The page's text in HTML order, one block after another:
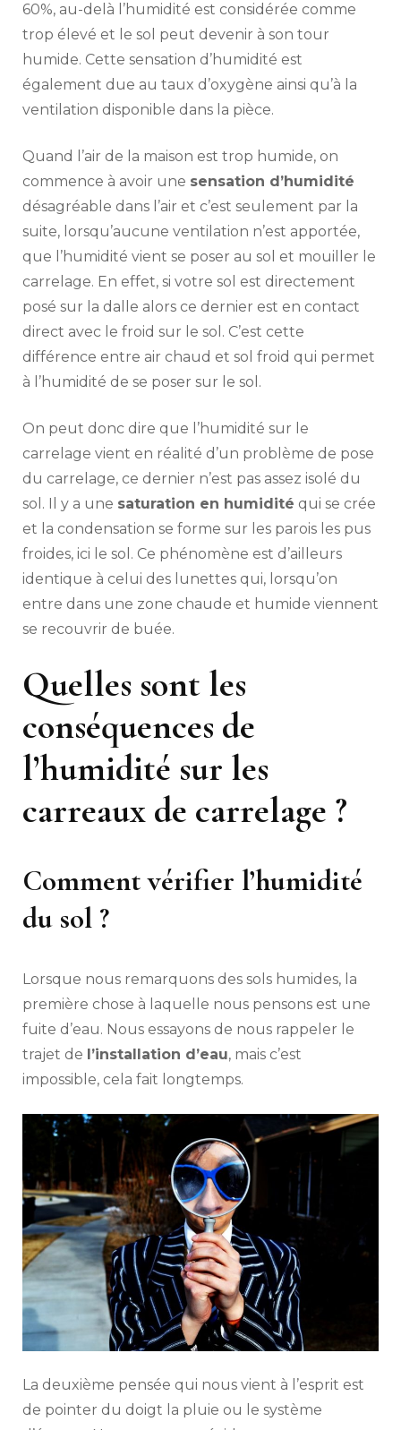
60%, au-delà l’humidité est considérée comme
trop élevé et le sol peut devenir à son tour
humide. Cette sensation d’humidité est
également due au taux d’oxygène ainsi qu’à la
ventilation disponible dans la pièce.
Quand l’air de la maison est trop humide, on
commence à avoir une sensation d’humidité
désagréable dans l’air et c’est seulement par la
suite, lorsqu’aucune ventilation n’est apportée,
que l’humidité vient se poser au sol et mouiller le
carrelage. En effet, si votre sol est directement
posé sur la dalle alors ce dernier est en contact
direct avec le froid sur le sol. C’est cette
différence entre air chaud et sol froid qui permet
à l’humidité de se poser sur le sol.
On peut donc dire que l’humidité sur le
carrelage vient en réalité d’un problème de pose
du carrelage, ce dernier n’est pas assez isolé du
sol. Il y a une saturation en humidité qui se crée
et la condensation se forme sur les parois les pus
froides, ici le sol. Ce phénomène est d’ailleurs
identique à celui des lunettes qui, lorsqu’on
entre dans une zone chaude et humide viennent
se recouvrir de buée.
Quelles sont les
conséquences de
l’humidité sur les
carreaux de carrelage ?
Comment vérifier l’humidité
du sol ?
Lorsque nous remarquons des sols humides, la
première chose à laquelle nous pensons est une
fuite d’eau. Nous essayons de nous rappeler le
trajet de l’installation d’eau, mais c’est
impossible, cela fait longtemps.
La deuxième pensée qui nous vient à l’esprit est
de pointer du doigt la pluie ou le système